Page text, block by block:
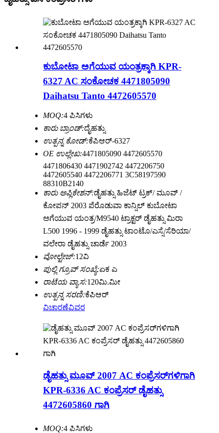
ಕುಬೋಟಾ ಅಗೆಯುವ ಯಂತ್ರಕ್ಕಾಗಿ KPR-
6327 AC ಸಂಕೋಚಕ 4471805090
Daihatsu Tanto 4472605570
MOQ:4 ಪಿಸಿಗಳು
ಕಾರು ಬ್ರಾಂಡ್:ದೈಹತ್ಸು
ಉತ್ಪನ್ನ ಕೋಡ್:ಕೆಪಿಆರ್-6327
OE ಉಲ್ಲೇಖ:4471805090 4472605570
4471806430 4471902742 4472206750
4472605540 4472206771 3C58197590
88310B2140
ಕಾರು ಅಪ್ಲಿಕೇಶನ್:ಡೈಹತ್ಸು ಹಿಜೆಟ್ ಟ್ರಕ್/ ಮೂವ್ /
ಕೋಪನ್ 2003 ಪೆರೊಡುವಾ ಕಾನ್ಸಿಲ್ ಕುಬೋಟಾ
ಅಗೆಯುವ ಯಂತ್ರ/M9540 ಟ್ರಾಕ್ಟರ್ ಡೈಹತ್ಸು ಮಿರಾ
L500 1996 - 1999 ಡೈಹತ್ಸು ಟಾಂಟೊ/ಎಸ್ಸೆ/ಸೆರಿಯಾ/
ವಲೇರಾ ಡೈಹತ್ಸು ಚಾರ್ಡೆ 2003
ವೋಲ್ಟೇಜ್:12ವಿ
ಪುಲ್ಲಿ ಗ್ರೂವ್ ಸಂಖ್ಯೆ:ಏಕ ಎ
ರಾಟೆಯ ವ್ಯಾಸ:120ಮಿ.ಮೀ
ಉತ್ಪನ್ನ ಸರಣಿ:ಕೆಪಿಆರ್
ವಿಚಾರಣೆವಿವರ
ಡೈಹತ್ಸು ಮೂವ್ 2007 AC ಕಂಪ್ರೆಸರ್‌ಗಳಿಗಾಗಿ
KPR-6336 AC ಕಂಪ್ರೆಸರ್ ಡೈಹತ್ಸು
4472605860 ಗಾಗಿ
MOQ:4 ಪಿಸಿಗಳು